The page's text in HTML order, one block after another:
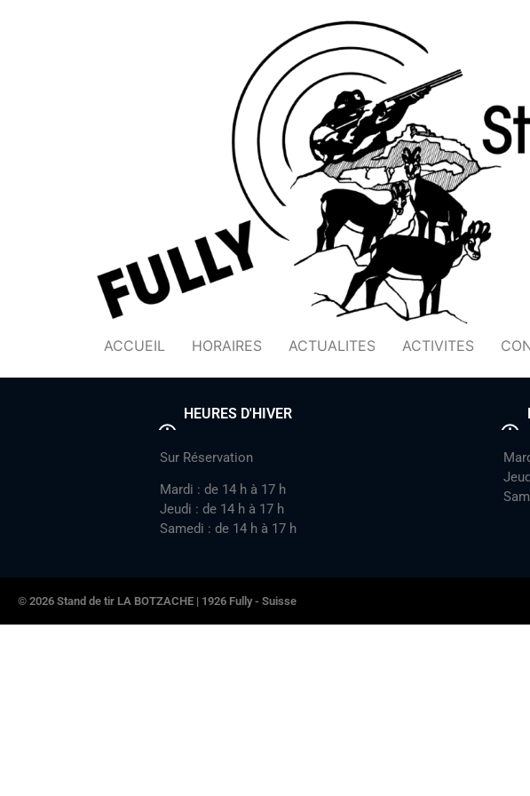
ACCUEIL HORAIRES ACTUALITES ACTIVITES
HEURES D'HIVER
Sur Réservation
Mardi : de 14 h à 17 h
Jeudi : de 14 h à 17 h
Samedi : de 14 h à 17 h
© 2026 Stand de tir LA BOTZACHE | 1926 Fully - Suisse